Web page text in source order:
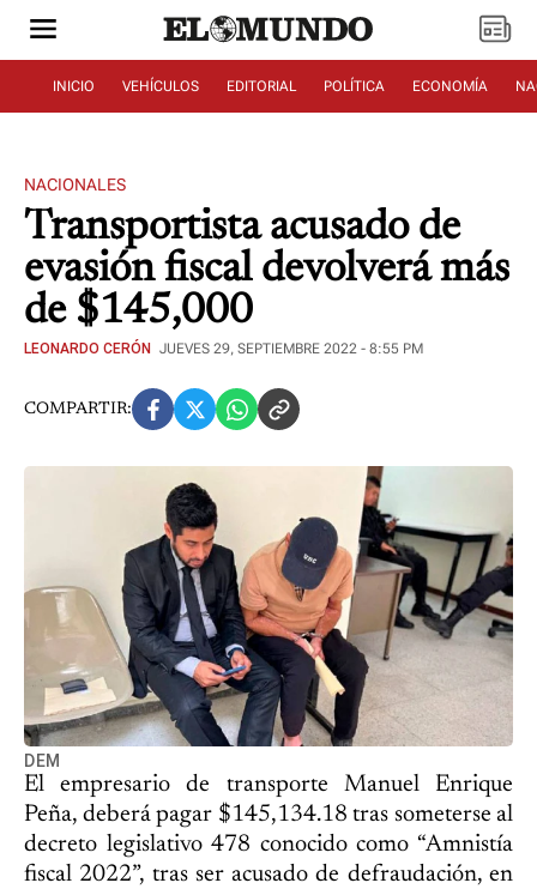
INICIO VEHÍCULOS EDITORIAL POLÍTICA ECONOMÍA
NACIONALES
Transportista acusado de
evasión fiscal devolverá más
de $145,000
LEONARDO CERÓN JUEVES 29, SEPTIEMBRE 2022 - 8:55 PM
COMPARTIR:
DEM
El empresario de transporte Manuel Enrique
Peña, deberá pagar $145,134.18 tras someterse al
decreto legislativo 478 conocido como “Amnistía
fiscal 2022”, tras ser acusado de defraudación, en